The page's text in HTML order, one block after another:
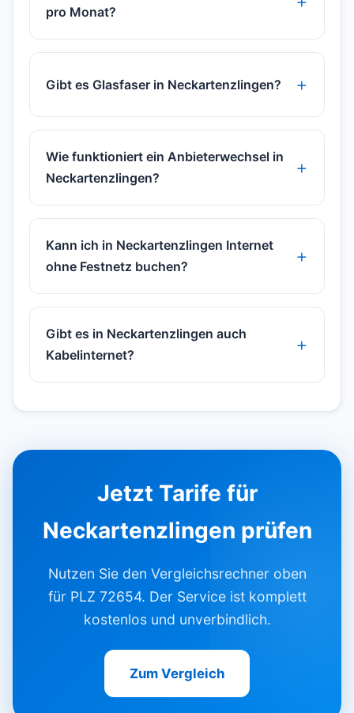
pro Monat?
Gibt es Glasfaser in Neckartenzlingen?
Wie funktioniert ein Anbieterwechsel in
Neckartenzlingen?
Kann ich in Neckartenzlingen Internet
ohne Festnetz buchen?
Gibt es in Neckartenzlingen auch
Kabelinternet?
Jetzt Tarife für
Neckartenzlingen prüfen
Nutzen Sie den Vergleichsrechner oben
für PLZ 72654. Der Service ist komplett
kostenlos und unverbindlich.
Zum Vergleich